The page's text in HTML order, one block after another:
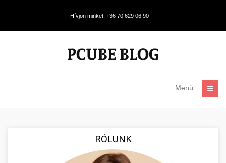
Hívjon minket: +36 70 629 06 90
Menü
RÓLUNK